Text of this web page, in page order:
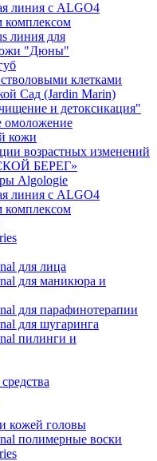
линия с ALGO4
комплексом
линия для
"Дюны"
клетками
Сад (Jardin Marin)
и детоксикация"
омоложение
кожи
возрастных изменений
БЕРЕГ»
Algologie
линия с ALGO4
комплексом
для лица
для маникюра и
для парафинотерапии
для шугаринга
пилинги и
кожей головы
полимерные воски